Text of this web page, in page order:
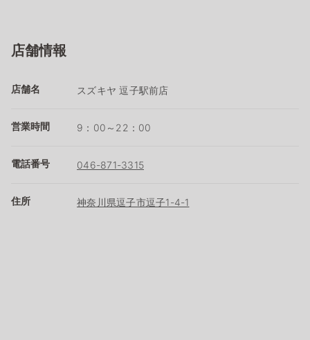
店舗情報
店舗名 スズキヤ 逗子駅前店
営業時間 9：00～22：00
電話番号 046-871-3315
住所 神奈川県逗子市逗子1-4-1